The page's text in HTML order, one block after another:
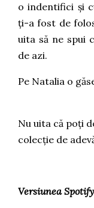
o indentifici și
ți-a fost de
uita să ne spui
de azi.
Pe Natalia o
Nu uita că poți
colecție de
Versiunea